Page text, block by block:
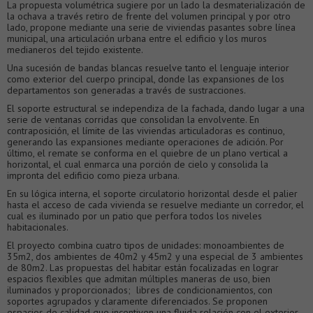
La propuesta volumétrica sugiere por un lado la desmaterialización de
la ochava a través retiro de frente del volumen principal y por otro
lado, propone mediante una serie de viviendas pasantes sobre línea
municipal, una articulación urbana entre el edificio y los muros
medianeros del tejido existente.
Una sucesión de bandas blancas resuelve tanto el lenguaje interior
como exterior del cuerpo principal, donde las expansiones de los
departamentos son generadas a través de sustracciones.
El soporte estructural se independiza de la fachada, dando lugar a una
serie de ventanas corridas que consolidan la envolvente. En
contraposición, el límite de las viviendas articuladoras es continuo,
generando las expansiones mediante operaciones de adición. Por
último, el remate se conforma en el quiebre de un plano vertical a
horizontal, el cual enmarca una porción de cielo y consolida la
impronta del edificio como pieza urbana.
En su lógica interna, el soporte circulatorio horizontal desde el palier
hasta el acceso de cada vivienda se resuelve mediante un corredor, el
cual es iluminado por un patio que perfora todos los niveles
habitacionales.
El proyecto combina cuatro tipos de unidades: monoambientes de
35m2, dos ambientes de 40m2 y 45m2 y una especial de 3 ambientes
de 80m2. Las propuestas del habitar están focalizadas en lograr
espacios flexibles que admitan múltiples maneras de uso, bien
iluminados y proporcionados; libres de condicionamientos, con
soportes agrupados y claramente diferenciados. Se proponen